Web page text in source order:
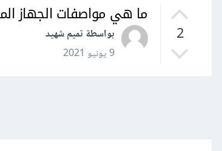
2
ما هي مواصفات الجهاز
بواسطة تميم شهيد
9 يونيو 2021